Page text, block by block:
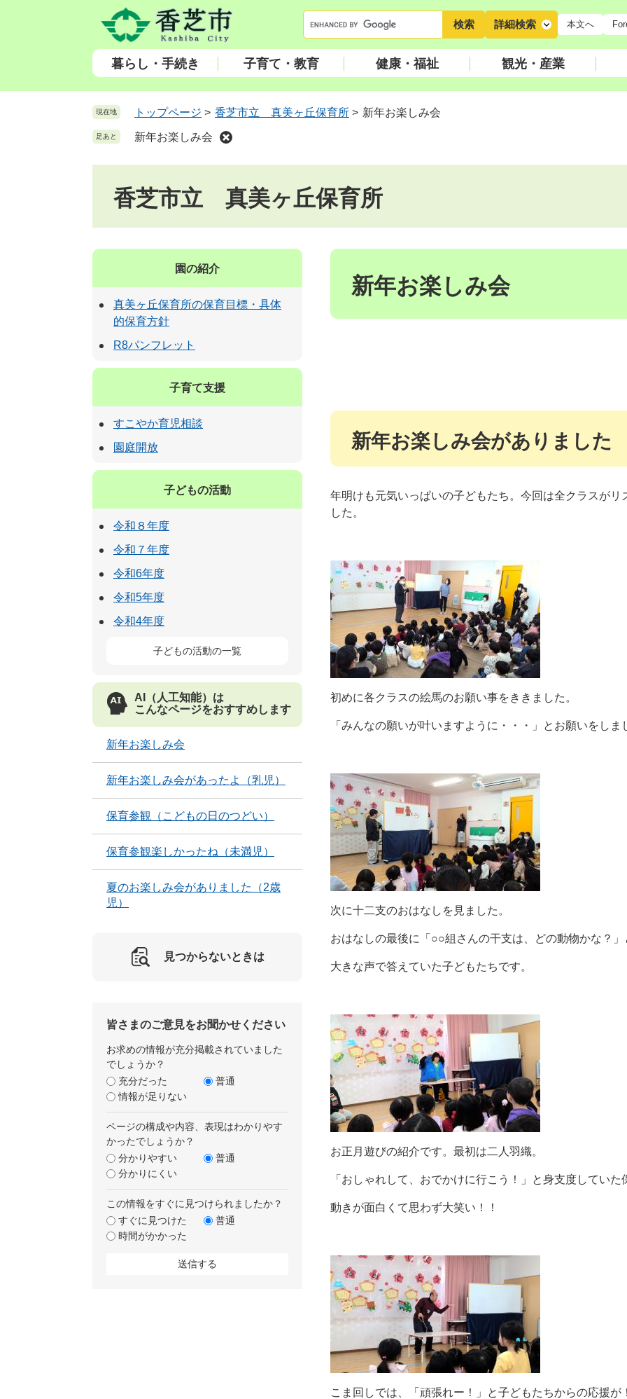
頭
飛
ー
ワ
ー
索
詳細検索 本文へ
暮らし・手続き 子育て・教育 健康・福祉 観光・産業
現在地 トップページ > 香芝市立 真美ヶ丘保育所 > 新年お楽しみ会
足あと 新年お楽しみ会
香芝市立 真美ヶ丘保育所
本
新年お楽しみ会
新年お楽しみ会がありました
年明けも元気いっぱいの子どもたち。今回は全クラスが
した。
初めに各クラスの絵馬のお願い事をききました。
「みんなの願いが叶いますように・・・」とお願いをしま
次に十二支のおはなしを見ました。
おはなしの最後に「○○組さんの干支は、どの動物かな？」
大きな声で答えていた子どもたちです。
お正月遊びの紹介です。最初は二人羽織。
「おしゃれして、おでかけに行こう！」と身支度していた
動きが面白くて思わず大笑い！！
こま回しでは、「頑張れー！」と子どもたちからの応援が
園の紹介
真美ヶ丘保育所の保育目標・具体
的保育方針
R8パンフレット
子育て支援
すこやか育児相談
園庭開放
子どもの活動
令和８年度
令和７年度
令和6年度
令和5年度
令和4年度
子どもの活動の一覧
AI（人工知能）は
こんなページをおすすめします
新年お楽しみ会
新年お楽しみ会があったよ（乳児）
保育参観（こどもの日のつどい）
保育参観楽しかったね（未満児）
夏のお楽しみ会がありました（2歳
児）
見つからないときは
皆さまのご意見をお聞かせください
お求めの情報が充分掲載されていました
でしょうか？
充分だった
普通
情報が足りない
ページの構成や内容、表現はわかりやす
かったでしょうか？
分かりやすい
普通
分かりにくい
この情報をすぐに見つけられましたか？
すぐに見つけた
普通
時間がかかった